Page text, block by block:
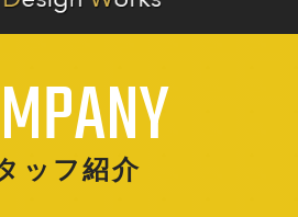
ッフ紹介